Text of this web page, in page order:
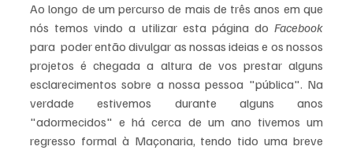
Ao longo de um percurso de mais de três anos em que
nós temos vindo a utilizar esta página do Facebook
para  poder então divulgar as nossas ideias e os nossos
projetos é chegada a altura de vos prestar alguns
esclarecimentos sobre a nossa pessoa "pública". Na
verdade estivemos durante alguns anos
"adormecidos" e há cerca de um ano tivemos um
regresso formal à Maçonaria, tendo tido uma breve